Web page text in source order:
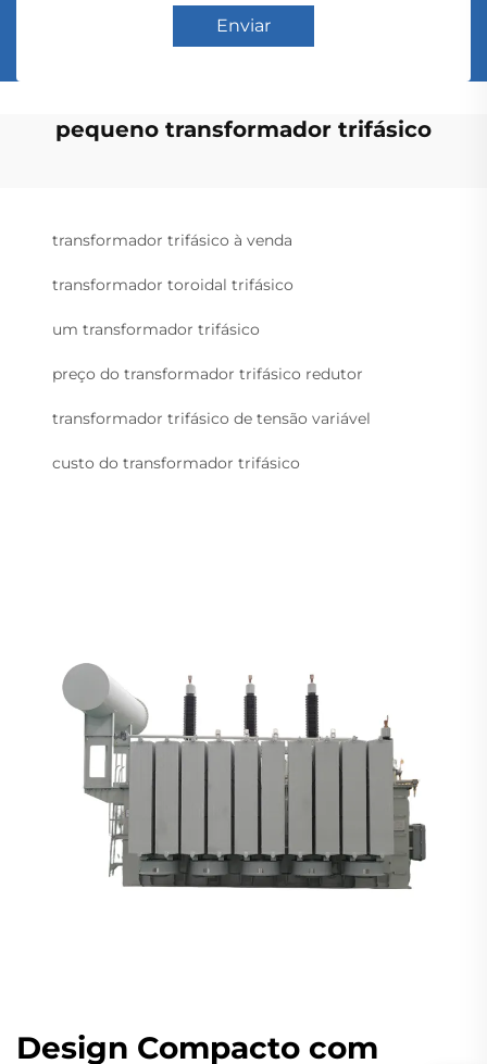
Enviar
pequeno transformador trifásico
transformador trifásico à venda
transformador toroidal trifásico
um transformador trifásico
preço do transformador trifásico redutor
transformador trifásico de tensão variável
custo do transformador trifásico
Design Compacto com